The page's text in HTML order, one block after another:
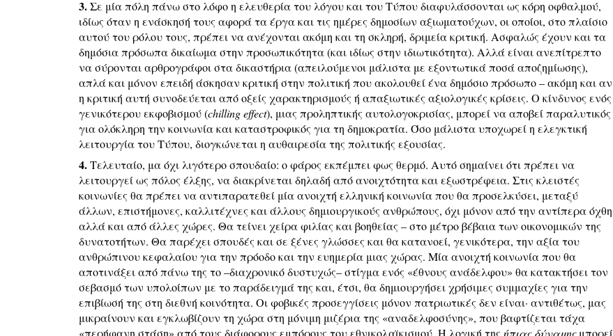
3.Σε μία πόλη πάνω στο λόφο η ελευθερία του λόγου και του Τύπου διαφυλάσσονται ως κόρη οφθαλμού,
ιδίως όταν η ενάσκησή τους αφορά τα έργα και τις ημέρες δημοσίων αξιωματούχων, οι οποίοι, στο πλαίσιο
αυτού του ρόλου τους, πρέπει να ανέχονται ακόμη και τη σκληρή, δριμεία κριτική. Ασφαλώς έχουν και τα
δημόσια πρόσωπα δικαίωμα στην προσωπικότητα (και ιδίως στην ιδιωτικότητα). Αλλά είναι ανεπίτρεπτο
να σύρονται αρθρογράφοι στα δικαστήρια (απειλούμενοι μάλιστα με εξοντωτικά ποσά αποζημίωσης),
απλά και μόνον επειδή άσκησαν κριτική στην πολιτική που ακολουθεί ένα δημόσιο πρόσωπο – ακόμη και αν
η κριτική αυτή συνοδεύεται από οξείς χαρακτηρισμούς ή απαξιωτικές αξιολογικές κρίσεις. Ο κίνδυνος ενός
γενικότερου εκφοβισμού (chilling effect), μιας προληπτικής αυτολογοκρισίας, μπορεί να αποβεί παραλυτικός
για ολόκληρη την κοινωνία και καταστροφικός για τη δημοκρατία. Όσο μάλιστα υποχωρεί η ελεγκτική
λειτουργία του Τύπου, διογκώνεται η αυθαιρεσία της πολιτικής εξουσίας.
4.Τελευταίο, μα όχι λιγότερο σπουδαίο: ο φάρος εκπέμπει φως θερμό. Αυτό σημαίνει ότι πρέπει να
λειτουργεί ως πόλος έλξης, να διακρίνεται δηλαδή από ανοιχτότητα και εξωστρέφεια. Στις κλειστές
κοινωνίες θα πρέπει να αντιπαρατεθεί μία ανοιχτή ελληνική κοινωνία που θα προσελκύσει, μεταξύ
άλλων, επιστήμονες, καλλιτέχνες και άλλους δημιουργικούς ανθρώπους, όχι μόνον από την αντίπερα όχθη
αλλά και από άλλες χώρες. Θα τείνει χείρα φιλίας και βοηθείας – στο μέτρο βέβαια των οικονομικών της
δυνατοτήτων. Θα παρέχει σπουδές και σε ξένες γλώσσες και θα κατανοεί, γενικότερα, την αξία του
ανθρώπινου κεφαλαίου για την πρόοδο και την ευημερία μιας χώρας. Μία ανοιχτή κοινωνία που θα
αποτινάξει από πάνω της το –διαχρονικό δυστυχώς– στίγμα ενός «έθνους ανάδελφου» θα κατακτήσει τον
σεβασμό των υπολοίπων με το παράδειγμά της και, έτσι, θα δημιουργήσει χρήσιμες συμμαχίες για την
επιβίωσή της στη διεθνή κοινότητα. Οι φοβικές προσεγγίσεις μόνον πατριωτικές δεν είναι· αντιθέτως, μας
μικραίνουν και εγκλωβίζουν τη χώρα στη μόνιμη μιζέρια της «αναδελφοσύνης», που βαφτίζεται τάχα
«περήφανη στάση» από τους διάφορους εμπόρους του εθνικολαϊκισμού. Η λογική της ήπιας δύναμηςμπορεί